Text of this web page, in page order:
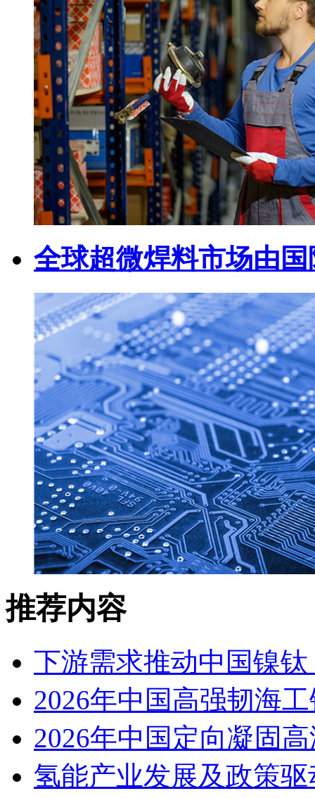
全球超微焊料市场由
推荐内容
下游需求推动中国镍
2026年中国高强韧海
2026年中国定向凝固
氢能产业发展及政策